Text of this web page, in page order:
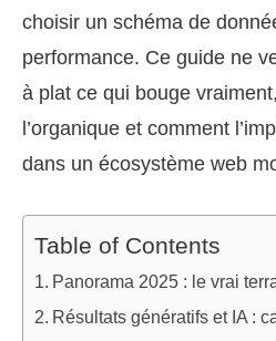
choisir un schéma de
performance. Ce guide ne
à plat ce qui bouge
l’organique et comment
dans un écosystème web
Table of Contents
Panorama 2025 : le vrai
Résultats génératifs et IA :